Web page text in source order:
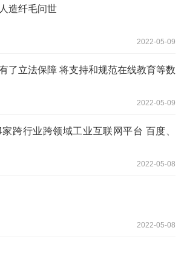
造纤毛问世
2022-05-09
了立法保障 将支持和规范在线教育等数
2022-05-09
跨行业跨领域工业互联网平台 百度、
2022-05-08
2022-05-08